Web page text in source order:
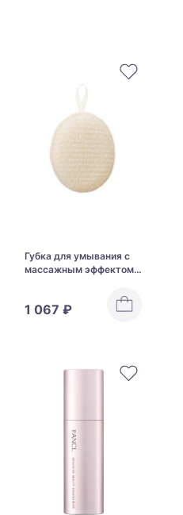
Губка для умывания с
массажным эффектом
1 067 ₽